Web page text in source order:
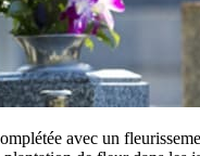
avec un